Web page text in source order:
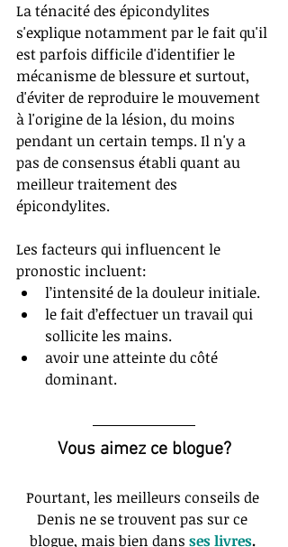
La ténacité des épicondylites
s'explique notamment par le fait qu'il
est parfois difficile d'identifier le
mécanisme de blessure et surtout,
d'éviter de reproduire le mouvement
à l'origine de la lésion, du moins
pendant un certain temps. Il n'y a
pas de consensus établi quant au
meilleur traitement des
épicondylites.
Les facteurs qui influencent le
pronostic incluent:
l’intensité de la douleur initiale.
le fait d’effectuer un travail qui
sollicite les mains.
avoir une atteinte du côté
dominant.
Vous aimez ce blogue?
Pourtant, les meilleurs conseils de
Denis ne se trouvent pas sur ce
blogue, mais bien dans ses livres.